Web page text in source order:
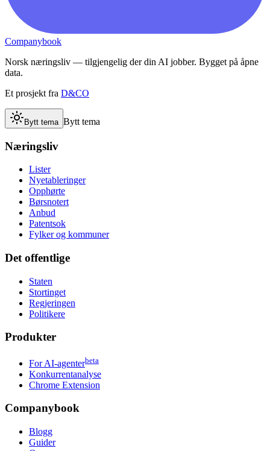
Companybook
Norsk næringsliv — tilgjengelig der din AI jobber. Bygget på åpne
data.
Et prosjekt fra D&CO
Bytt tema Bytt tema
Næringsliv
Lister
Nyetableringer
Opphørte
Børsnotert
Anbud
Patentsok
Fylker og kommuner
Det offentlige
Staten
Stortinget
Regjeringen
Politikere
Produkter
For AI-agenterbeta
Konkurrentanalyse
Chrome Extension
Companybook
Blogg
Guider